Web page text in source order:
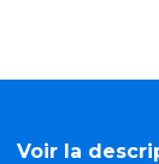
Voir la